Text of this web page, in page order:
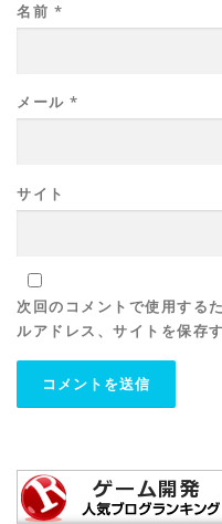
名前 *
メール *
サイト
次回のコメントで使用する
ルアドレス、サイトを保存す